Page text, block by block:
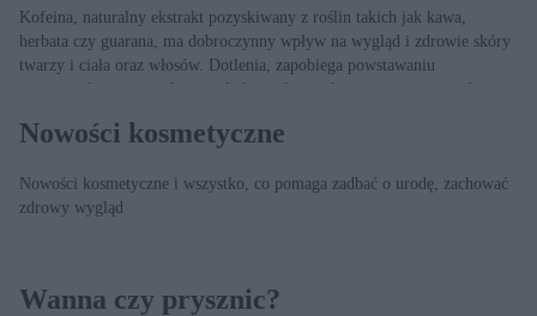
Kofeina, naturalny ekstrakt pozyskiwany z roślin takich jak kawa,
herbata czy guarana, ma dobroczynny wpływ na wygląd i zdrowie skóry
twarzy i ciała oraz włosów. Dotlenia, zapobiega powstawaniu
zmarszczek, wyszczupla i wygładza ciało, a także ogranicza wypadanie
Nowości kosmetyczne
Nowości kosmetyczne i wszystko, co pomaga zadbać o urodę, zachować
zdrowy wygląd
Wanna czy prysznic?